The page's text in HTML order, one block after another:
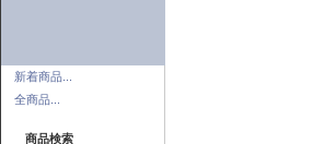
新着商品...
全商品...
商品検索